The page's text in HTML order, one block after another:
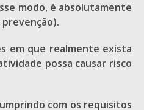
modo, é absolutamente
em que realmente exista
possa causar risco
com os requisitos